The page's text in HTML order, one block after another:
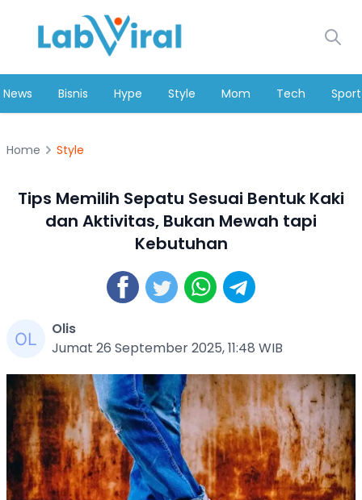
News Bisnis Hype Style Mom Tech Sport
Home Style
Tips Memilih Sepatu Sesuai Bentuk Kaki
dan Aktivitas, Bukan Mewah tapi
Kebutuhan
Olis
Jumat 26 September 2025, 11:48 WIB